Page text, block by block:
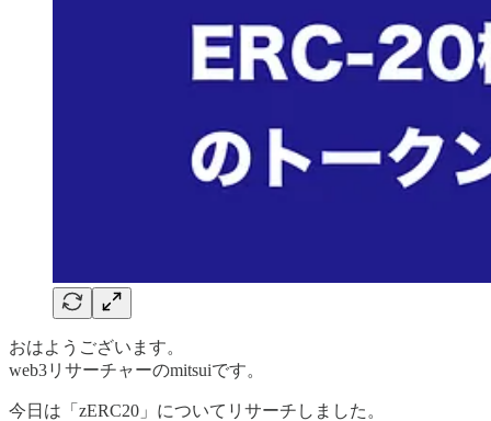
おはようございます。
web3リサーチャーのmitsuiです。
今日は「zERC20」についてリサーチしました。